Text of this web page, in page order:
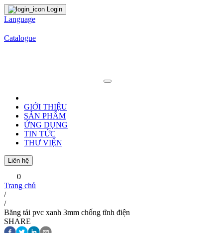
Login
Language
Catalogue
GIỚI THIỆU
SẢN PHẨM
ỨNG DỤNG
TIN TỨC
THƯ VIỆN
Liên hệ
0
Trang chủ
/
/
Băng tải pvc xanh 3mm chống tĩnh điện
SHARE